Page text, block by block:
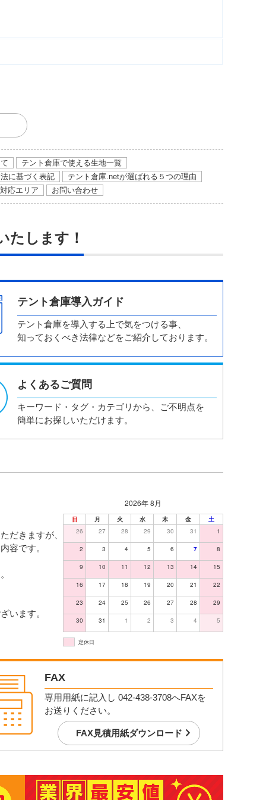
テント倉庫で使える生地一覧
に基づく表記
テント倉庫.netが選ばれる５つの理由
応エリア お問い合わせ
たします！
テント倉庫導入ガイド
テント倉庫を導入する上で気をつける事、
知っておくべき法律などをご紹介しております。
よくあるご質問
キーワード・タグ・カテゴリから、ご不明点を
簡単にお探しいただけます。
だきますが、
容です。
います。
2026年 8月
日 月 火 水 木 金
土
26
27 28 29 30 31 1
2 3 4 5 6 7 8
9 10 11 12 13 14 15
16 17 18 19 20 21 22
23 24 25 26 27 28 29
30 31 1 2 3 4 5
定休日
FAX
専用用紙に記入し 042-438-3708へFAXを
お送りください。
FAX見積用紙ダウンロード